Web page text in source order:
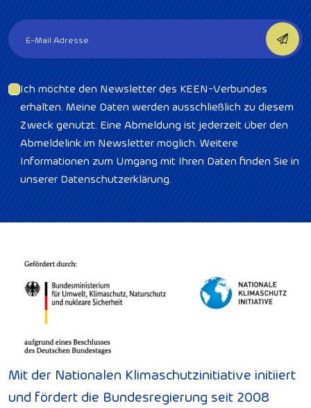
Ich möchte den Newsletter des KEEN-Verbundes
erhalten. Meine Daten werden ausschließlich zu diesem
Zweck genutzt. Eine Abmeldung ist jederzeit über den
Abmeldelink im Newsletter möglich. Weitere
Informationen zum Umgang mit Ihren Daten finden Sie in
unserer Datenschutzerklärung.
Mit der Nationalen Klimaschutzinitiative initiiert
und fördert die Bundesregierung seit 2008